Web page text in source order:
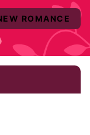
ROMANCE